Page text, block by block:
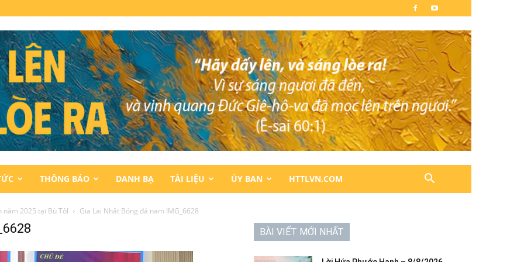
THÔNG BÁO DANH BẠ TÀI LIỆU ỦY BAN HTTLVN.COM
năm 2025 tại Bù Tôl Gia Lai Nhất Bóng đá nam IMG_6628
BÀI VIẾT MỚI NHẤT